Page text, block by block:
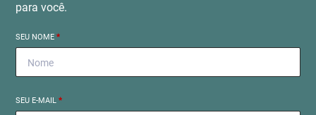
para você.
SEU NOME*
SEU E-MAIL*